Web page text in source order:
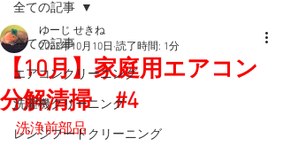
全ての記事
エアコンクリーニング
洗濯機クリーニング
レンジフードクリーニング
全ての記事
【10月】家庭用エアコン
分解清掃 #4
ゆーじ せきね
2023年10月10日 読了時間: 1分
洗浄前部品